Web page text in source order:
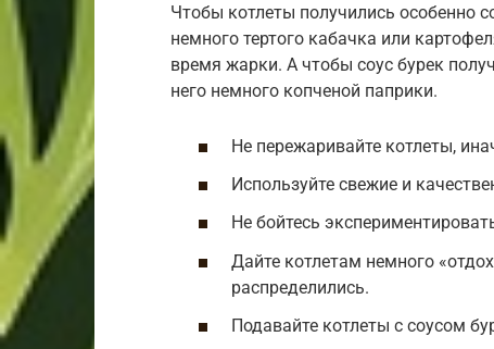
Чтобы котлеты получились особенно
немного тертого кабачка или
время жарки. А чтобы соус бурек
него немного копченой паприки.
Не пережаривайте котлеты,
Используйте свежие и
Не бойтесь
Дайте котлетам немного
распределились.
Подавайте котлеты с соусом